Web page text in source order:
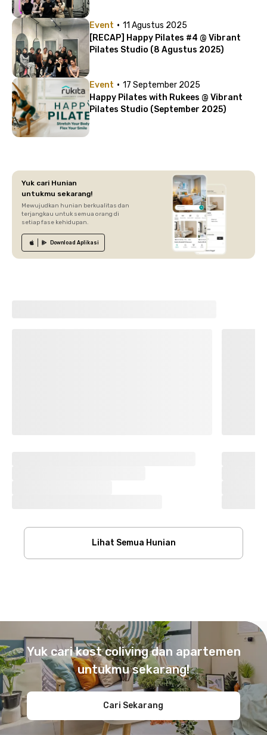
Event · 11 Agustus 2025
[RECAP] Happy Pilates #4 @ Vibrant
Pilates Studio (8 Agustus 2025)
Event · 17 September 2025
Happy Pilates with Rukees @ Vibrant
Pilates Studio (September 2025)
Yuk cari Hunian
untukmu sekarang!
Mewujudkan hunian berkualitas dan
terjangkau untuk semua orang di
setiap fase kehidupan.
Download Aplikasi
Lihat Semua Hunian
Yuk cari kost coliving dan apartemen
untukmu sekarang!
Cari Sekarang